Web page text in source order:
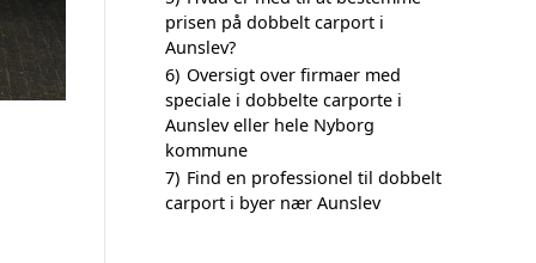
prisen på dobbelt carport i
Aunslev?
6) Oversigt over firmaer med
speciale i dobbelte carporte i
Aunslev eller hele Nyborg
kommune
7) Find en professionel til dobbelt
carport i byer nær Aunslev